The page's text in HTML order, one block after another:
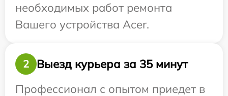
необходимых работ ремонта
Вашего устройства Acer.
2
Выезд курьера за 35 минут
Профессионал с опытом приедет в